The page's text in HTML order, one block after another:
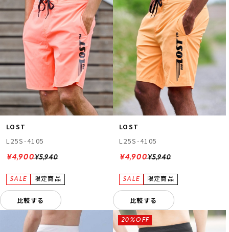
LOST
L25S-4105
¥5,940
¥4,900
比較する
LOST
L25S-4105
¥5,940
¥4,900
比較する
20%OFF